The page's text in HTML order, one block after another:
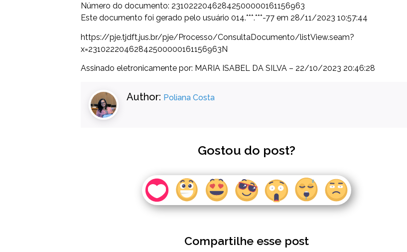
Número do documento: 23102220462842500000161156963
Este documento foi gerado pelo usuário 014.***.***-77 em 28/11/2023 10:57:44
https://pje.tjdft.jus.br/pje/Processo/ConsultaDocumento/listView.seam?
x=23102220462842500000161156963N
Assinado eletronicamente por: MARIA ISABEL DA SILVA – 22/10/2023 20:46:28
Author: Poliana Costa
Gostou do post?
Compartilhe esse post